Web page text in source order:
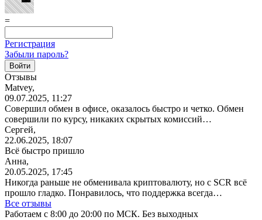
=
Регистрация
Забыли пароль?
Отзывы
Matvey,
09.07.2025, 11:27
Совершил обмен в офисе, оказалось быстро и четко. Обмен
совершили по курсу, никаких скрытых комиссий…
Сергей,
22.06.2025, 18:07
Всё быстро пришло
Анна,
20.05.2025, 17:45
Никогда раньше не обменивала криптовалюту, но с SCR всё
прошло гладко. Понравилось, что поддержка всегда…
Все отзывы
Работаем с 8:00 до 20:00 по МСК. Без выходных